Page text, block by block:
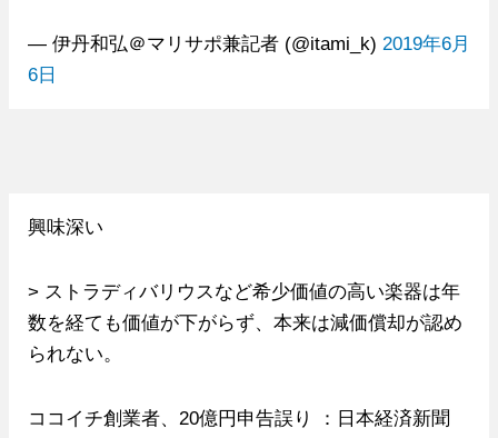
— 伊丹和弘＠マリサポ兼記者 (@itami_k) 2019年6月
6日
興味深い
> ストラディバリウスなど希少価値の高い楽器は年
数を経ても価値が下がらず、本来は減価償却が認め
られない。
ココイチ創業者、20億円申告誤り ：日本経済新聞